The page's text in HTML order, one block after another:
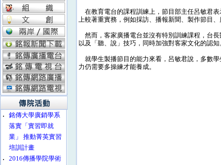
‧
銘傳大學廣銷學系
落實「實習即就
業」 推動菁英實習
培訓計畫
‧
2016傳播學院學術
在教育電台的課程訓練上，節目部主任呂敏君
上較著重實務，例如採訪、播報新聞、製作節目
然而，客家廣播電台並沒有特別訓練課程，台
以及「聽、說」技巧，同時加強對客家文化的認知
就學生製播節目的能力來看，呂敏君說，多數
力仍需要多操練才能養成。